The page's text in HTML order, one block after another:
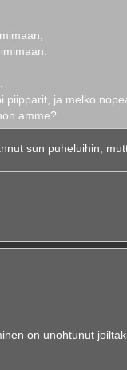
piipparit, ja melko
amme?
sun puheluihin,
on unohtunut